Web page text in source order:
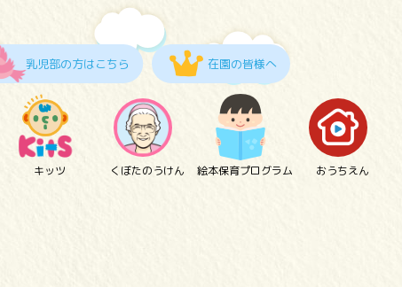
乳児部の方はこちら 在園の皆様へ
キッツ くぼたのうけん 絵本保育プログラム おうちえん